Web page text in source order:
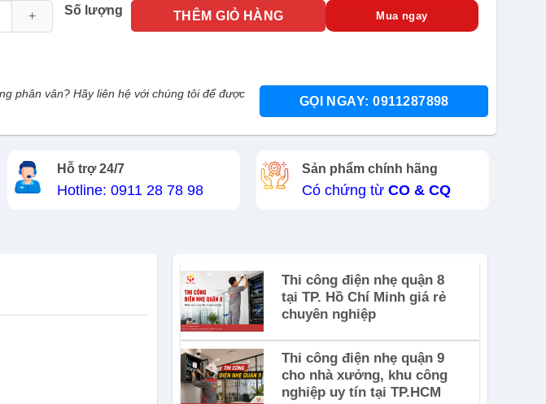
Số lượng
Wifi 3MP Skyworth SKH-I63D4H2-4AWT số lượng
THÊM GIỎ HÀNG Mua ngay
phân vân? Hãy liên hệ với chúng tôi để được
GỌI NGAY: 0911287898
Hỗ trợ 24/7
Hotline: 0911 28 78 98
Sản phẩm chính hãng
Có chứng từ CO & CQ
Thi công điện nhẹ quận 8
tại TP. Hồ Chí Minh giá rẻ
chuyên nghiệp
Thi công điện nhẹ quận 9
cho nhà xưởng, khu công
nghiệp uy tín tại TP.HCM